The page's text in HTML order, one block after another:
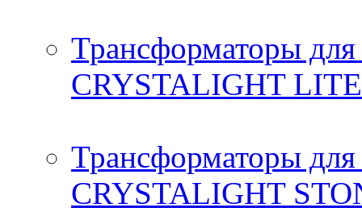
Трансформаторы
CRYSTALIGHT
Трансформаторы для
CRYSTALIGHT